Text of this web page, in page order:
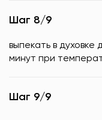
Шаг 8/9
выпекать в
минут при
Шаг 9/9